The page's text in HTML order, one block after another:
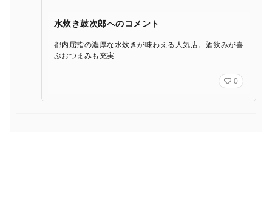
水炊き鼓次郎へのコメント
都内屈指の濃厚な水炊きが味わえる人気店。酒飲みが喜
ぶおつまみも充実
0